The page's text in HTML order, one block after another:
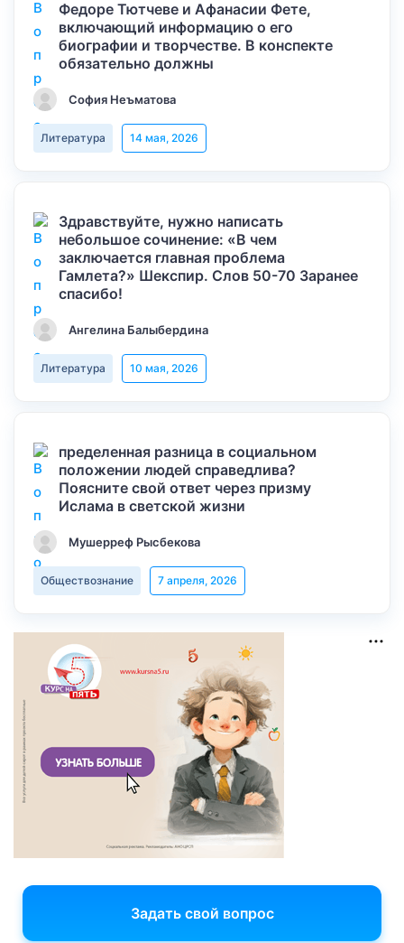
Федоре Тютчеве и Афанасии Фете,
включающий информацию о его
биографии и творчестве. В конспекте
обязательно должны
София Неъматова
Литература 14 мая, 2026
Здравствуйте, нужно написать
небольшое сочинение: «В чем
заключается главная проблема
Гамлета?» Шекспир. Слов 50-70 Заранее
спасибо!
Ангелина Балыбердина
Литература 10 мая, 2026
пределенная разница в социальном
положении людей справедлива?
Поясните свой ответ через призму
Ислама в светской жизни
Мушерреф Рысбекова
Обществознание 7 апреля, 2026
Задать свой вопрос